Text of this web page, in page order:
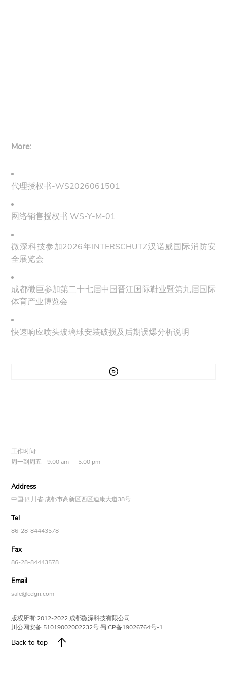
More:
代理授权书-WS2026061501
网络销售授权书 WS-Y-M-01
微深科技参加2026年INTERSCHUTZ汉诺威国际消防安
全展览会
成都微巨参加第二十七届中国晋江国际鞋业暨第九届国际
体育产业博览会
快速响应喷头玻璃球安装破损及后期误爆分析说明

工作时间:
周一到周五 - 9:00 am — 5:00 pm
Address
中国·四川省·成都市高新区西区迪康大道38号
Tel
86-28-84443578
Fax
86-28-84443578
Email
sale@cdgri.com
版权所有:2012-2022 成都微深科技有限公司
川公网安备 51019002002232号蜀ICP备19026764号-1
Back to top 